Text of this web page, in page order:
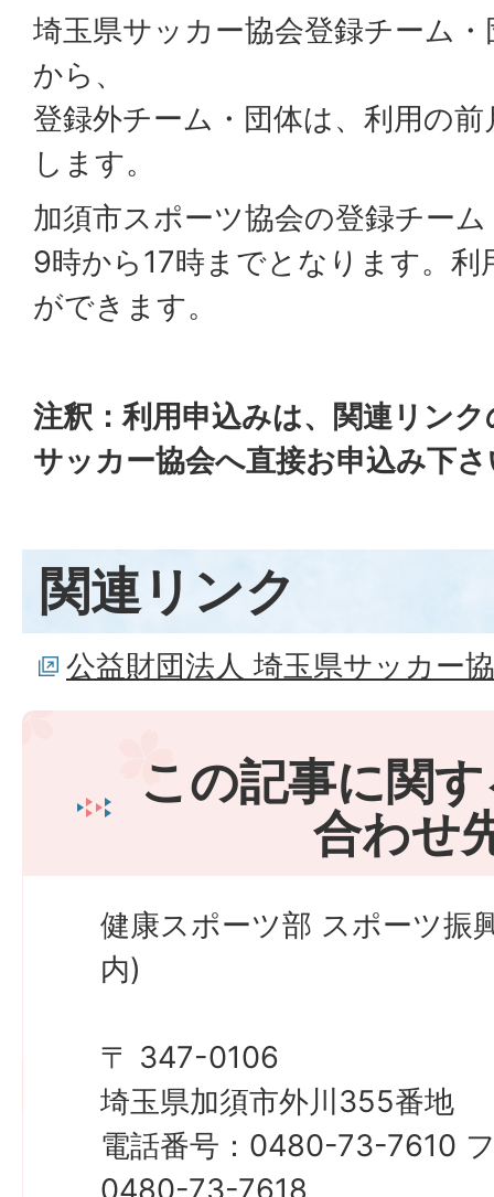
埼玉県サッカー協会登録チーム
から、
登録外チーム・団体は、利用の
します。
加須市スポーツ協会の登録チー
9時から17時までとなります。利
ができます。
注釈：利用申込みは、関連リン
サッカー協会へ直接お申込み下
関連リンク
公益財団法人 埼玉県サッカー
この記事に関
合わせ
健康スポーツ部 スポーツ振
内)
〒 347-0106
埼玉県加須市外川355番地
電話番号：0480-73-7610